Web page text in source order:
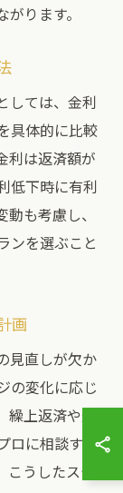
ります。
しては、金利
具体的に比較
利は返済額が
低下時に有利
も考慮し、
ンを選ぶこと
画
見直しが欠か
の変化に応じ
繰上返済や返
ロに相談する
うしたステ